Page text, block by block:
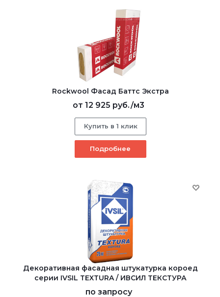
Rockwool Фасад Баттс Экстра
от 12 925 руб./м3
Купить в 1 клик
Подробнее
Декоративная фасадная штукатурка короед
серии IVSIL TEXTURA / ИВСИЛ ТЕКСТУРА
по запросу